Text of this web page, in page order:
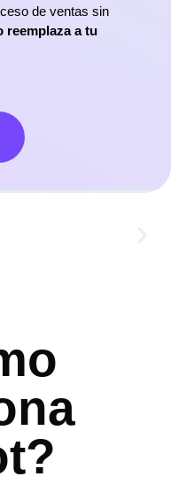
de ventas sin
reemplaza a tu